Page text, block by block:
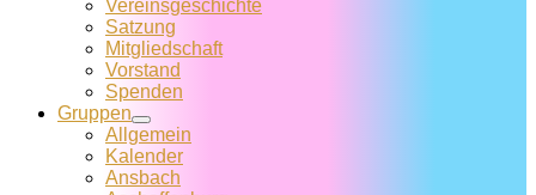
Vereins­geschichte
Satzung
Mitglied­schaft
Vorstand
Spenden
Gruppen
Allgemein
Kalender
Ansbach